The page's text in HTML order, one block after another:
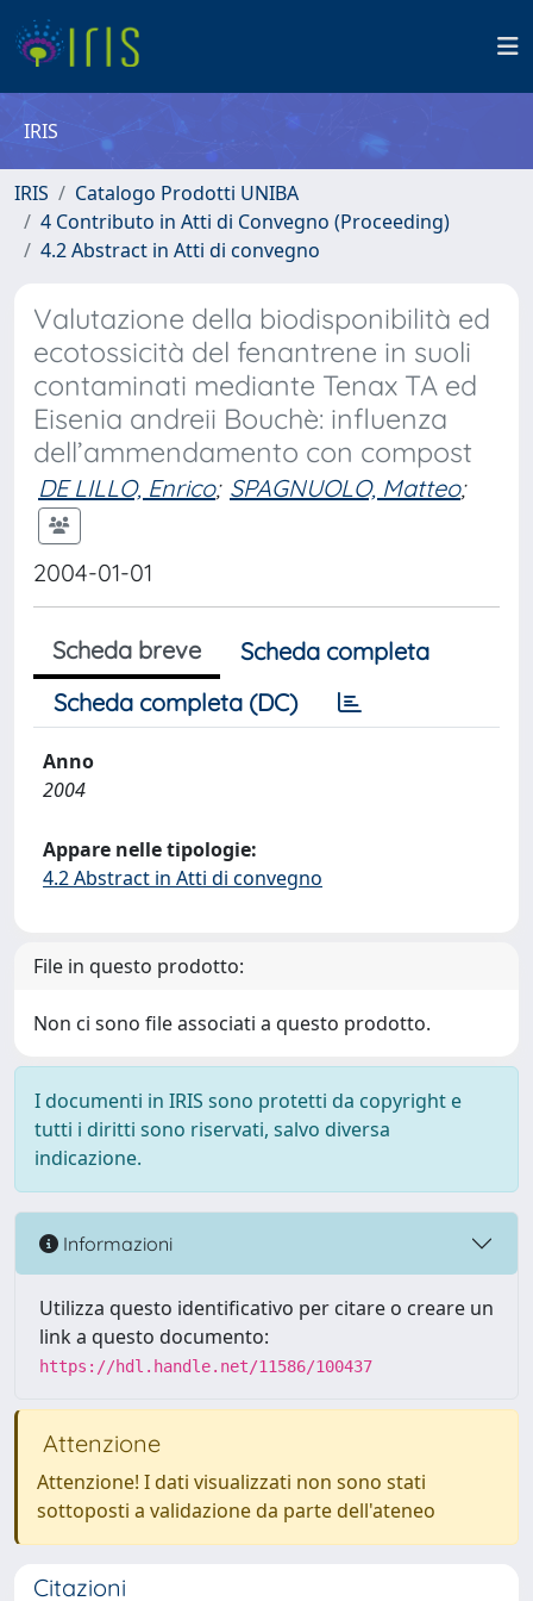
IRIS
IRIS
Catalogo Prodotti UNIBA
4 Contributo in Atti di Convegno (Proceeding)
4.2 Abstract in Atti di convegno
Valutazione della biodisponibilità ed
ecotossicità del fenantrene in suoli
contaminati mediante Tenax TA ed
Eisenia andreii Bouchè: influenza
dell’ammendamento con compost
DE LILLO, Enrico; SPAGNUOLO, Matteo;
2004-01-01
Scheda breve
Scheda completa
Scheda completa (DC)
Anno
2004
Appare nelle tipologie:
4.2 Abstract in Atti di convegno
File in questo prodotto:
Non ci sono file associati a questo prodotto.
I documenti in IRIS sono protetti da copyright e
tutti i diritti sono riservati, salvo diversa
indicazione.
Informazioni
Utilizza questo identificativo per citare o creare un
link a questo documento:
https://hdl.handle.net/11586/100437
Attenzione
Attenzione! I dati visualizzati non sono stati
sottoposti a validazione da parte dell'ateneo
Citazioni